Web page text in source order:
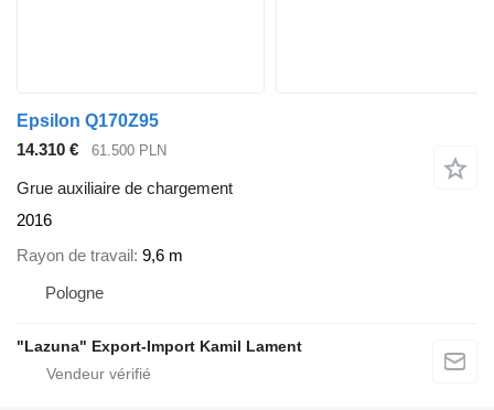
Epsilon Q170Z95
14.310 €
61.500 PLN
Grue auxiliaire de chargement
2016
Rayon de travail 9,6 m
Pologne
"Lazuna" Export-Import Kamil Lament